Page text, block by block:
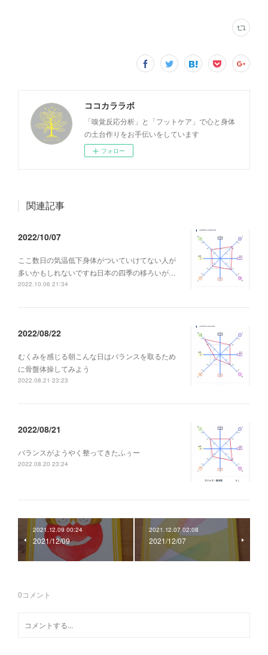
ココカララボ
「嗅覚反応分析」と「フットケア」で心と身体
の土台作りをお手伝いをしています
フォロー
関連記事
2022/10/07
ここ数日の気温低下身体がついていけてない人が
多いかもしれないですね日本の四季の移ろいが…
2022.10.06 21:34
2022/08/22
むくみを感じる朝こんな日はバランスを取るため
に骨盤体操してみよう
2022.08.21 23:23
2022/08/21
バランスがようやく整ってきたふぅー
2022.08.20 23:24
2021.12.09 00:24
2021/12/09
2021.12.07 02:08
2021/12/07
0コメント